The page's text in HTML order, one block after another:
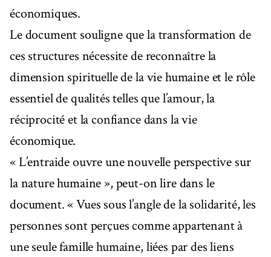
économiques.
Le document souligne que la transformation de
ces structures nécessite de reconnaître la
dimension spirituelle de la vie humaine et le rôle
essentiel de qualités telles que l’amour, la
réciprocité et la confiance dans la vie
économique.
« L’entraide ouvre une nouvelle perspective sur
la nature humaine », peut-on lire dans le
document. « Vues sous l’angle de la solidarité, les
personnes sont perçues comme appartenant à
une seule famille humaine, liées par des liens